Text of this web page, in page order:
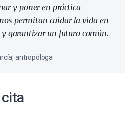
y poner en práctica
permitan cuidar la vida en
y garantizar un futuro común.
antropóloga
cita